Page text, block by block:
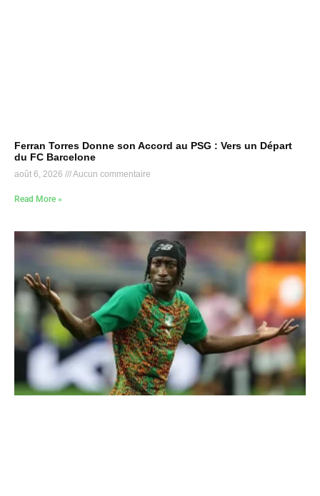
Ferran Torres Donne son Accord au PSG : Vers un Départ
du FC Barcelone
août 6, 2026 Aucun commentaire
Read More »